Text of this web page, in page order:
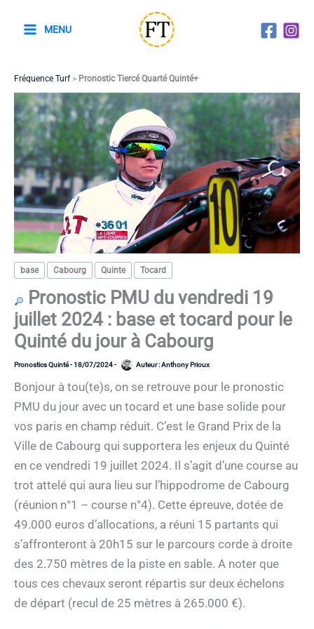
MENU
Fréquence Turf> Pronostic Tiercé Quarté Quinté+
base Cabourg Quinte Tocard
Pronostic PMU du vendredi 19
juillet 2024 : base et tocard pour le
Quinté du jour à Cabourg
Pronostics Quinté-18/07/2024- Auteur :Anthony Prioux
Bonjour à tou(te)s, on se retrouve pour le pronostic
PMU du jour avec un tocard et une base solide pour
vos paris en champ réduit. C’est le Grand Prix de la
Ville de Cabourg qui supportera les enjeux du Quinté
en ce vendredi 19 juillet 2024. Il s’agit d’une course au
trot attelé qui aura lieu sur l’hippodrome de Cabourg
(réunion n°1 – course n°4). Cette épreuve, dotée de
49.000 euros d’allocations, a réuni 15 partants qui
s’affronteront à 20h15 sur le parcours corde à droite
des 2.750 mètres de la piste en sable. A noter que
tous ces chevaux seront répartis sur deux échelons
de départ (recul de 25 mètres à 265.000 €).